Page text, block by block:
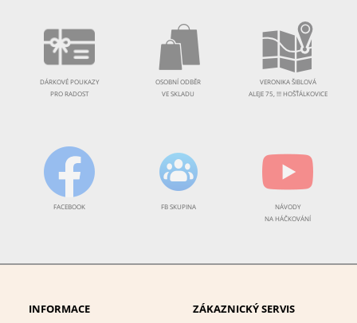
DÁRKOVÉ POUKAZY
PRO RADOST
OSOBNÍ ODBĚR
VE SKLADU
VERONIKA ŠIBLOVÁ
ALEJE 75, !!! HOŠŤÁLKOVICE
FACEBOOK FB SKUPINA
NÁVODY
NA HÁČKOVÁNÍ
INFORMACE
ZÁKAZNICKÝ SERVIS